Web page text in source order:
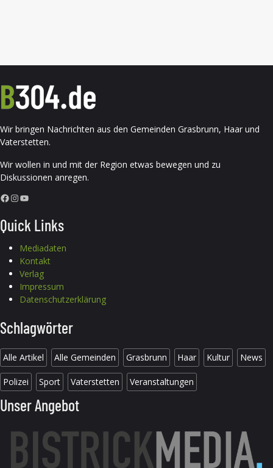
Wir bringen Nachrichten aus den Gemeinden Grasbrunn, Haar und
Vaterstetten.
Wir wollen in und mit der Region etwas bewegen und zu
Diskussionen anregen.
Facebook InstagramYouTube
Quick Links
Mediadaten
Kontakt
Verlag
Impressum
Datenschutzerklärung
Schlagwörter
Alle Artikel Alle Gemeinden Grasbrunn Haar Kultur News
Polizei Sport Vaterstetten Veranstaltungen
Unser Angebot